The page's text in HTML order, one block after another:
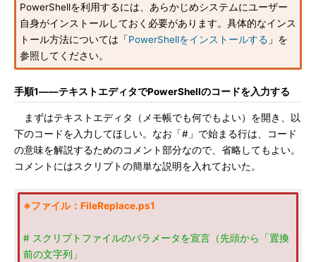
PowerShellを利用するには、あらかじめシステムにユーザー
自身がインストールしておく必要があります。具体的なインス
トール方法については「PowerShellをインストールする 」を
参照してください。
手順1――テキストエディタでPowerShellのコードを入力する
まずはテキストエディタ（メモ帳でも何でもよい）を開き、以
下のコードを入力してほしい。なお「#」で始まる行は、コード
の意味を解説するためのコメント部分なので、省略してもよい。
コメントにはスクリプトの簡単な説明を入れておいた。
※ファイル：FileReplace.ps1
# スクリプトファイルのパラメータを宣言（先頭から「置換
前の文字列」